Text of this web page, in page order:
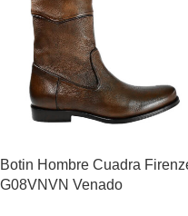
Botin Hombre Cuadra
G08VNVN Venado